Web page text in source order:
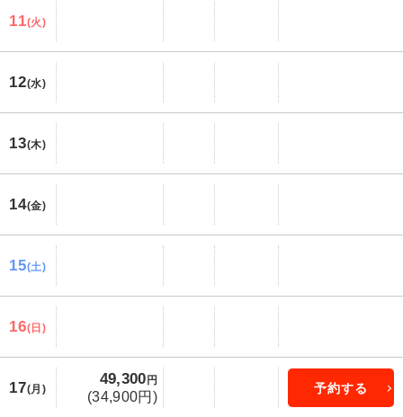
11(火)
12(水)
13(木)
14(金)
15(土)
16(日)
17(月)
49,300 円
(34,900円)
予約する